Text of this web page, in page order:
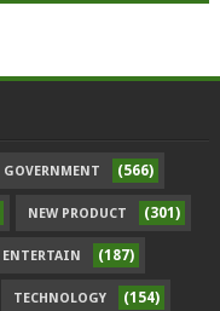
GOVERNMENT (566)
NEW PRODUCT (301)
ENTERTAIN (187)
TECHNOLOGY (154)